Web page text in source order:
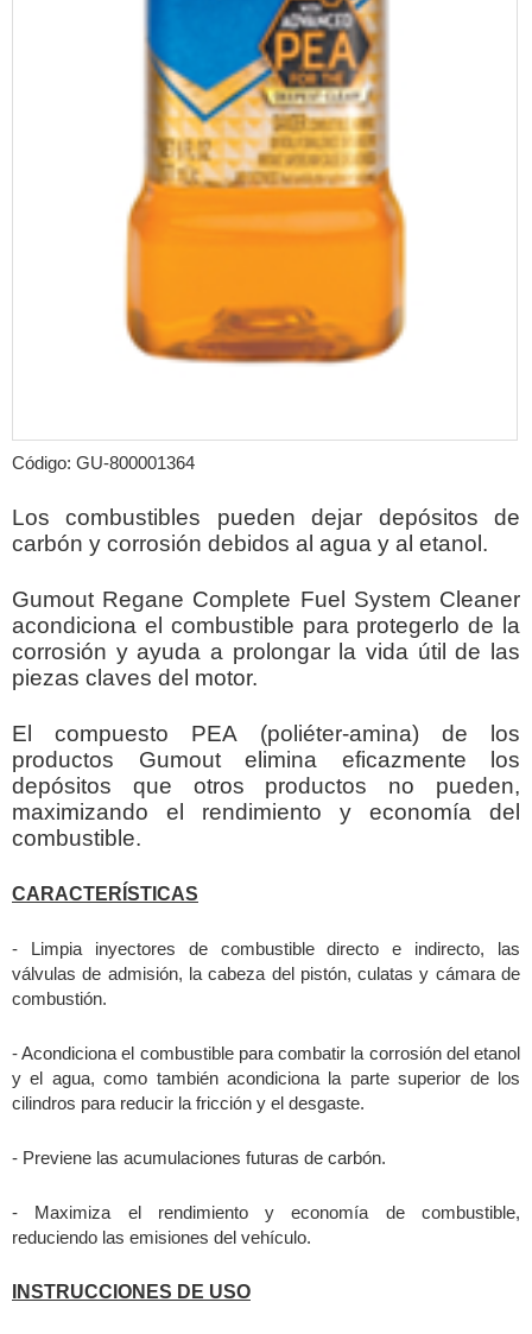
Código: GU-800001364
Los combustibles pueden dejar depósitos de
carbón y corrosión debidos al agua y al etanol.
Gumout Regane Complete Fuel System Cleaner
acondiciona el combustible para protegerlo de la
corrosión y ayuda a prolongar la vida útil de las
piezas claves del motor.
El compuesto PEA (poliéter-amina) de los
productos Gumout elimina eficazmente los
depósitos que otros productos no pueden,
maximizando el rendimiento y economía del
combustible.
CARACTERÍSTICAS
- Limpia inyectores de combustible directo e indirecto, las
válvulas de admisión, la cabeza del pistón, culatas y cámara de
combustión.
- Acondiciona el combustible para combatir la corrosión del etanol
y el agua, como también acondiciona la parte superior de los
cilindros para reducir la fricción y el desgaste.
- Previene las acumulaciones futuras de carbón.
- Maximiza el rendimiento y economía de combustible,
reduciendo las emisiones del vehículo.
INSTRUCCIONES DE USO